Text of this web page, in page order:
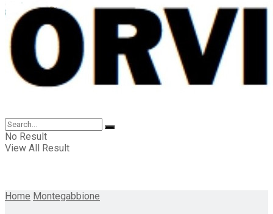
No Result
View All Result
Home Montegabbione